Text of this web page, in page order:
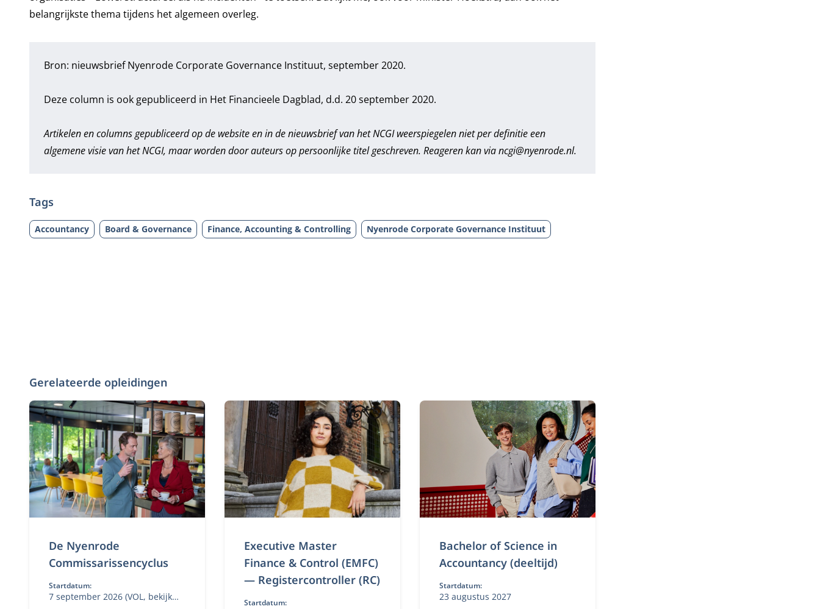
belangrijkste thema tijdens het algemeen overleg.
Bron: nieuwsbrief Nyenrode Corporate Governance Instituut, september 2020.
Deze column is ook gepubliceerd in Het Financieele Dagblad, d.d. 20 september 2020.
Artikelen en columns gepubliceerd op de website en in de nieuwsbrief van het NCGI weerspiegelen niet per definitie een
algemene visie van het NCGI, maar worden door auteurs op persoonlijke titel geschreven. Reageren kan via ncgi@nyenrode.nl.
Tags
Accountancy Board & Governance Finance, Accounting & Controlling Nyenrode Corporate Governance Instituut
Gerelateerde opleidingen
De Nyenrode
Commissarissencyclus
Startdatum:
7 september 2026 (VOL, bekijk
Executive Master
Finance & Control (EMFC)
— Registercontroller (RC)
Startdatum:
Bachelor of Science in
Accountancy (deeltijd)
Startdatum:
23 augustus 2027